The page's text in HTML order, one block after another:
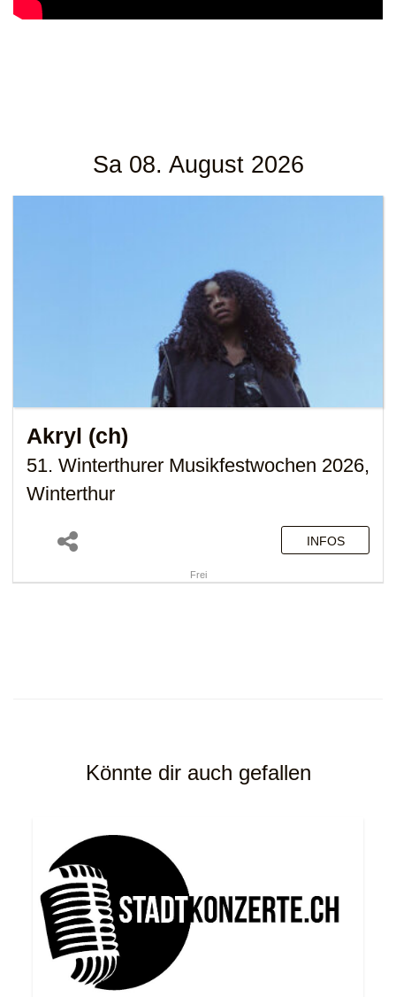
Sa 08. August 2026
Akryl (ch)
51. Winterthurer Musikfestwochen 2026,
Winterthur
INFOS
Frei
Könnte dir auch gefallen